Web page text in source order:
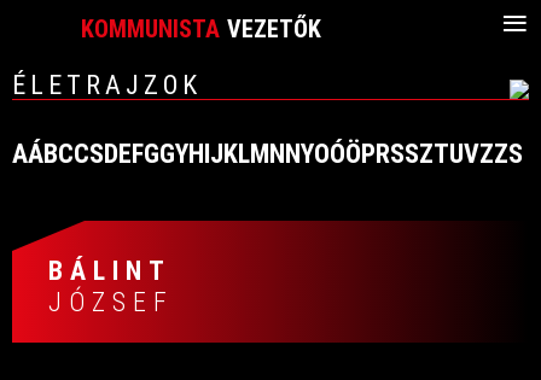
KOMMUNISTA VEZETŐK ≡
ÉLETRAJZOK
AÁBCCSDEFGGYHIJKLMNNYOÓÖPRSSZTUVZZS
BÁLINT
JÓZSEF